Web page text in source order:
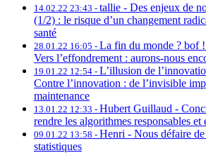
14.02.22 23:43 - tallie - Des enjeux de
(1/2) : le risque d’un changement
santé
28.01.22 16:05 - La fin du monde ? bof
Vers l’effondrement : aurons-nous
19.01.22 12:54 - L’illusion de
Contre l’innovation : de l’invisible
maintenance
13.01.22 12:33 - Hubert Guillaud -
rendre les algorithmes responsables et
09.01.22 13:58 - Henri - Nous défaire
statistiques